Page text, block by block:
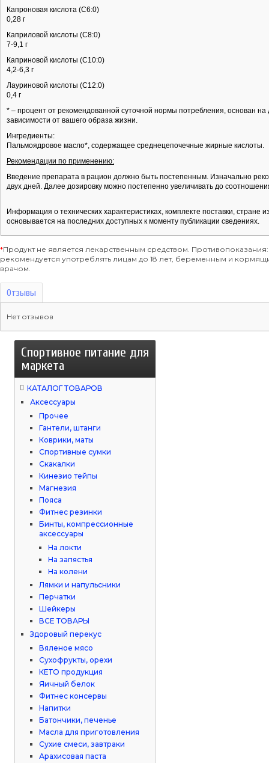
Капроновая кислота (С6:0)
0,28 г
Каприловой кислоты (С8:0)
7-9,1 г
Каприновой кислоты (С10:0)
4,2-6,3 г
Лауриновой кислоты (С12:0)
0,4 г
* – процент от рекомендованной суточной нормы потребления, основан
зависимости от вашего образа жизни.
Ингредиенты:
Пальмоядровое масло*, содержащее среднецепочечные жирные кислоты.
Рекомендации по применению:
Введение препарата в рацион должно быть постепенным. Изначально
двух дней. Далее дозировку можно постепенно увеличивать до
Информация о технических характеристиках, комплекте поставки,
основывается на последних доступных к моменту публикации сведениях.
*Продукт не является лекарственным средством.
рекомендуется употреблять лицам до 18 лет, беременным и
врачом.
Отзывы
Нет отзывов
Спортивное питание для
маркета
КАТАЛОГ ТОВАРОВ
Аксессуары
Прочее
Гантели, штанги
Коврики, маты
Спортивные сумки
Скакалки
Кинезио тейпы
Магнезия
Пояса
Фитнес резинки
Бинты, компрессионные
аксессуары
На локти
На запястья
На колени
Лямки и напульсники
Перчатки
Шейкеры
ВСЕ ТОВАРЫ
Здоровый перекус
Вяленое мясо
Сухофрукты, орехи
КЕТО продукция
Яичный белок
Фитнес консервы
Напитки
Батончики, печенье
Масла для приготовления
Сухие смеси, завтраки
Арахисовая паста